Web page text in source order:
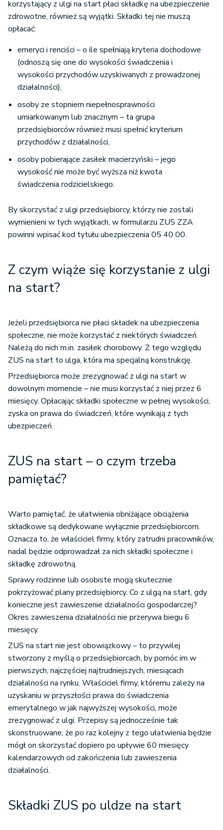
korzystający z ulgi na start płaci składkę na ubezpieczenie
zdrowotne, również są wyjątki. Składki tej nie muszą
opłacać:
emeryci i renciści – o ile spełniają kryteria dochodowe
(odnoszą się one do wysokości świadczenia i
wysokości przychodów uzyskiwanych z prowadzonej
działalności),
osoby ze stopniem niepełnosprawności
umiarkowanym lub znacznym – ta grupa
przedsiębiorców również musi spełnić kryterium
przychodów z działalności,
osoby pobierające zasiłek macierzyński – jego
wysokość nie może być wyższa niż kwota
świadczenia rodzicielskiego.
By skorzystać z ulgi przedsiębiorcy, którzy nie zostali
wymienieni w tych wyjątkach, w formularzu ZUS ZZA
powinni wpisać kod tytułu ubezpieczenia 05 40 00.
Z czym wiąże się korzystanie z ulgi
na start?
Jeżeli przedsiębiorca nie płaci składek na ubezpieczenia
społeczne, nie może korzystać z niektórych świadczeń.
Należą do nich m.in. zasiłek chorobowy. Z tego względu
ZUS na start to ulga, która ma specjalną konstrukcję.
Przedsiębiorca może zrezygnować z ulgi na start w
dowolnym momencie – nie musi korzystać z niej przez 6
miesięcy. Opłacając składki społeczne w pełnej wysokości,
zyska on prawa do świadczeń, które wynikają z tych
ubezpieczeń.
ZUS na start – o czym trzeba
pamiętać?
Warto pamiętać, że ułatwienia obniżające obciążenia
składkowe są dedykowane wyłącznie przedsiębiorcom.
Oznacza to, że właściciel firmy, który zatrudni pracowników,
nadal będzie odprowadzał za nich składki społeczne i
składkę zdrowotną.
Sprawy rodzinne lub osobiste mogą skutecznie
pokrzyżować plany przedsiębiorcy. Co z ulgą na start, gdy
konieczne jest zawieszenie działalności gospodarczej?
Okres zawieszenia działalności nie przerywa biegu 6
miesięcy.
ZUS na start nie jest obowiązkowy – to przywilej
stworzony z myślą o przedsiębiorcach, by pomóc im w
pierwszych, najczęściej najtrudniejszych, miesiącach
działalności na rynku. Właściciel firmy, któremu zależy na
uzyskaniu w przyszłości prawa do świadczenia
emerytalnego w jak najwyższej wysokości, może
zrezygnować z ulgi. Przepisy są jednocześnie tak
skonstruowane, że po raz kolejny z tego ułatwienia będzie
mógł on skorzystać dopiero po upływie 60 miesięcy
kalendarzowych od zakończenia lub zawieszenia
działalności.
Składki ZUS po uldze na start